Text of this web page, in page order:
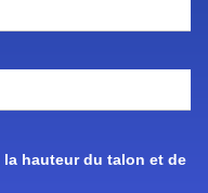
la hauteur du talon et de